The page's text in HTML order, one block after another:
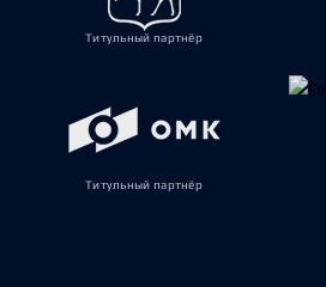
Титульный партнёр
Титульный партнёр